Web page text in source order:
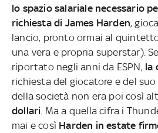
lo spazio salariale necessario
richiesta di James Harden,
lancio, pronto ormai al
una vera e propria superstar).
riportato negli anni da ESPN, la
richiesta del giocatore e del
della società non era poi così
dollari . Ma a quella cifra i
mai e così Harden in estate